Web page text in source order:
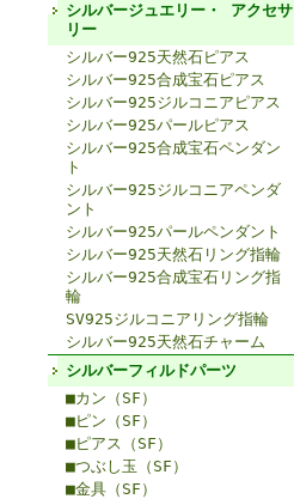
シルバージュエリー・ アクセサ
リー
シルバー925天然石ピアス
シルバー925合成宝石ピアス
シルバー925ジルコニアピアス
シルバー925パールピアス
シルバー925合成宝石ペンダン
ト
シルバー925ジルコニアペンダ
ント
シルバー925パールペンダント
シルバー925天然石リング指輪
シルバー925合成宝石リング指
輪
SV925ジルコニアリング指輪
シルバー925天然石チャーム
シルバーフィルドパーツ
■カン（SF）
■ピン（SF）
■ピアス（SF）
■つぶし玉（SF）
■金具（SF）